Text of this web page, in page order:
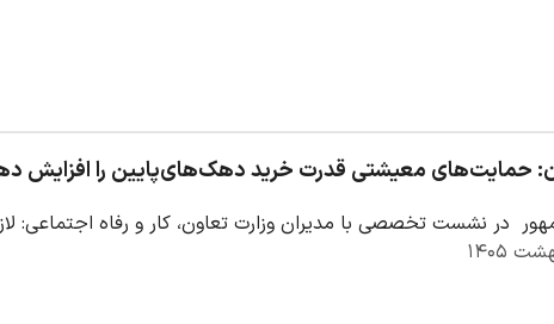
حمایت‌های‌ معیشتی قدرت خرید دهک‌های‌پایین را افزایش
در نشست تخصصی با مدیران وزارت تعاون، کار و رفاه اجتماعی: